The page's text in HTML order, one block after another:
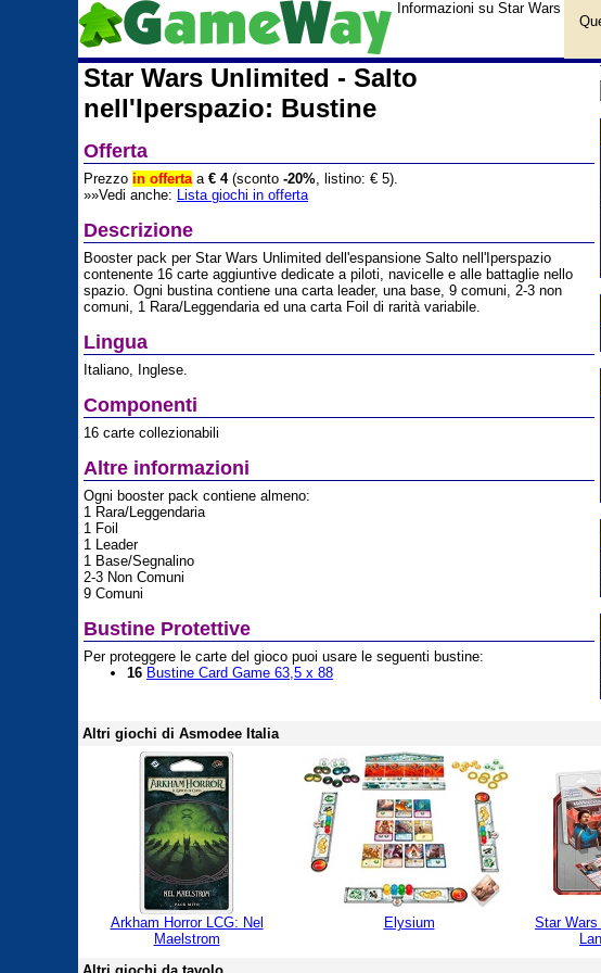
Informazioni su Star Wars
Star Wars Unlimited - Salto
nell'Iperspazio: Bustine
Offerta
Prezzo in offertaa € 4(sconto -20%, listino: € 5).
»»Vedi anche: Lista giochi in offerta
Descrizione
Booster pack per Star Wars Unlimited dell'espansione Salto nell'Iperspazio
contenente 16 carte aggiuntive dedicate a piloti, navicelle e alle battaglie nello
spazio. Ogni bustina contiene una carta leader, una base, 9 comuni, 2-3 non
comuni, 1 Rara/Leggendaria ed una carta Foil di rarità variabile.
Lingua
Italiano, Inglese.
Componenti
16 carte collezionabili
Altre informazioni
Ogni booster pack contiene almeno:
1 Rara/Leggendaria
1 Foil
1 Leader
1 Base/Segnalino
2-3 Non Comuni
9 Comuni
Bustine Protettive
Per proteggere le carte del gioco puoi usare le seguenti bustine:
16 Bustine Card Game 63,5 x 88
Altri giochi di Asmodee Italia
Arkham Horror LCG: Nel
Maelstrom
Elysium
Star